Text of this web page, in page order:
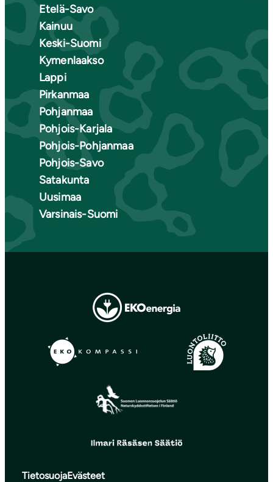
Etelä-Savo
Kainuu
Keski-Suomi
Kymenlaakso
Lappi
Pirkanmaa
Pohjanmaa
Pohjois-Karjala
Pohjois-Pohjanmaa
Pohjois-Savo
Satakunta
Uusimaa
Varsinais-Suomi
TietosuojaEvästeet